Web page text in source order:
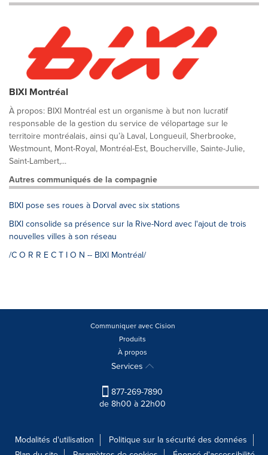
BIXI Montréal
À propos: BIXI Montréal est un organisme à but non lucratif
responsable de la gestion du service de vélopartage sur le
territoire montréalais, ainsi qu’à Laval, Longueuil, Sherbrooke,
Westmount, Mont-Royal, Montréal-Est, Boucherville, Sainte-Julie,
Saint-Lambert,...
Autres communiqués de la compagnie
BIXI pose ses roues à Dorval avec six stations
BIXI consolide sa présence sur la Rive-Nord avec l'ajout de trois
nouvelles villes à son réseau
/C O R R E C T I O N -- BIXI Montréal/
Communiquer avec Cision
Produits
À propos
Services
877-269-7890
de 8h00 à 22h00
Modalités d'utilisation
Politique sur la sécurité des données